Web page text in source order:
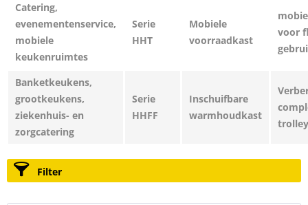
Catering,
evenementenservice,
mobiele
keukenruimtes
Serie
HHT
Mobiele
voorraadkast
voor
Banketkeukens,
grootkeukens,
ziekenhuis- en
zorgcatering
Serie
HHFF
Inschuifbare
warmhoudkast
Filter